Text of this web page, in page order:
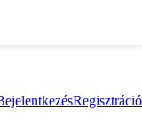
Regisztráció